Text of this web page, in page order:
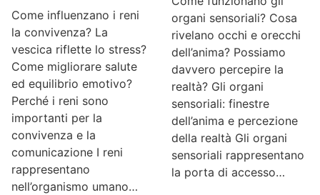
Come influenzano i reni
la convivenza? La
vescica riflette lo stress?
Come migliorare salute
ed equilibrio emotivo?
Perché i reni sono
importanti per la
convivenza e la
comunicazione I reni
rappresentano
nell’organismo umano…
organi sensoriali? Cosa
rivelano occhi e orecchi
dell’anima? Possiamo
davvero percepire la
realtà? Gli organi
sensoriali: finestre
dell’anima e percezione
della realtà Gli organi
sensoriali rappresentano
la porta di accesso…